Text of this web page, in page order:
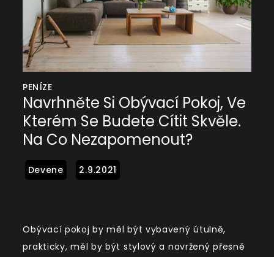
PENÍZE
Navrhněte Si Obývací Pokoj, Ve
Kterém Se Budete Cítit Skvěle.
Na Co Nezapomenout?
Obývací pokoj by měl být vybavený útulně,
prakticky, měl by být stylový a navržený přesně